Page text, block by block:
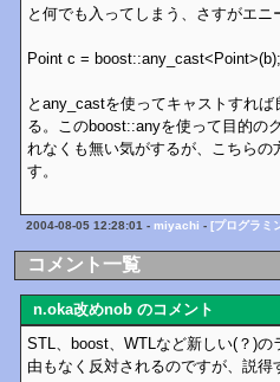
と何でも入ってしまう、さすがエ
Point c = boost::any_cast<Point>(b);
とany_castを使ってキャストすれ
る。このboost::anyを使って目的の
れなくも無い気がするが、こちら
す。
2004-08-05 12:28:01 - miyachi - [プログラミ
コメント一覧
n.oka改めnob のコメント
STL、boost、WTLなど新しい(？)
由もなく反対されるのですが、説